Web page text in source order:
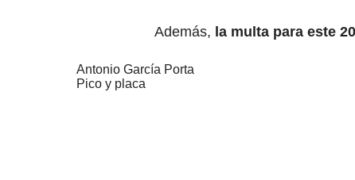
Además, la multa para este
Antonio García Porta
Pico y placa